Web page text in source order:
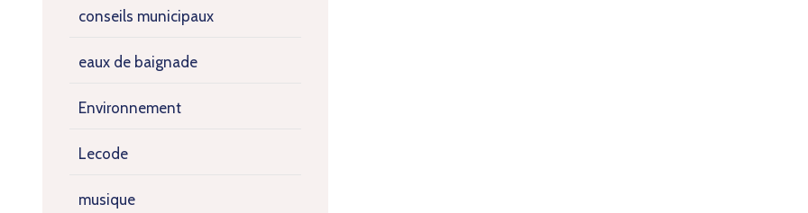
conseils municipaux
eaux de baignade
Environnement
Lecode
musique